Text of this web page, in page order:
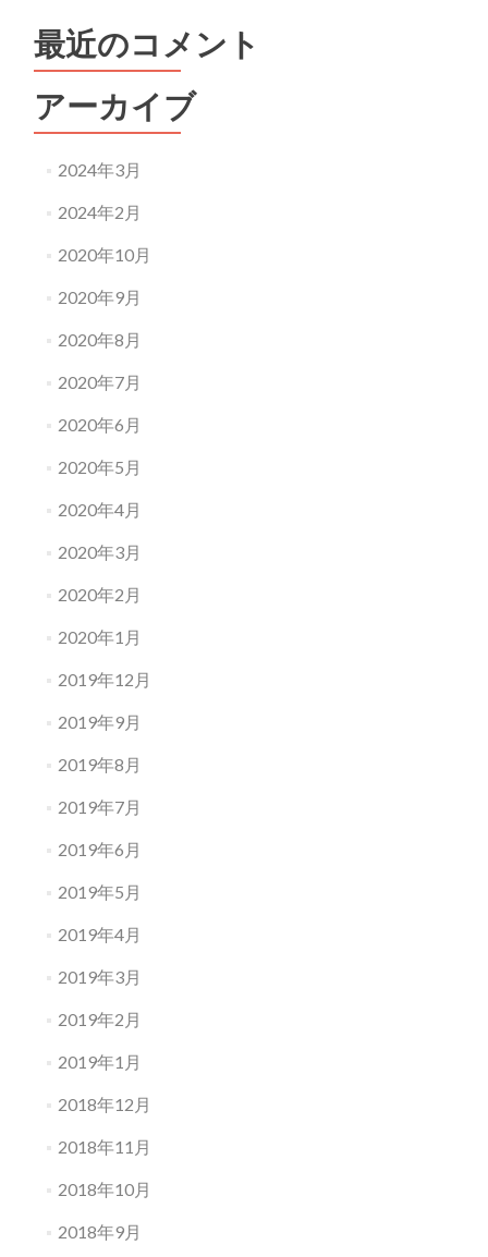
最近のコメント
アーカイブ
2024年3月
2024年2月
2020年10月
2020年9月
2020年8月
2020年7月
2020年6月
2020年5月
2020年4月
2020年3月
2020年2月
2020年1月
2019年12月
2019年9月
2019年8月
2019年7月
2019年6月
2019年5月
2019年4月
2019年3月
2019年2月
2019年1月
2018年12月
2018年11月
2018年10月
2018年9月